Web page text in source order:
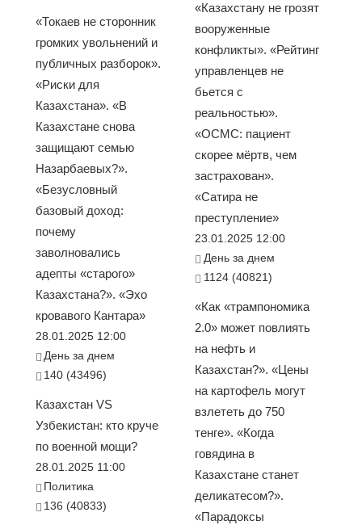
«Токаев не сторонник
громких увольнений и
публичных разборок».
«Риски для
Казахстана». «В
Казахстане снова
защищают семью
Назарбаевых?».
«Безусловный
базовый доход:
почему
заволновались
адепты «старого»
Казахстана?». «Эхо
кровавого Кантара»
28.01.2025 12:00
День за днем
140 (43496)
Казахстан VS
Узбекистан: кто круче
по военной мощи?
28.01.2025 11:00
Политика
136 (40833)
«Казахстану не грозят
вооруженные
конфликты». «Рейтинг
управленцев не
бьется с
реальностью».
«ОСМС: пациент
скорее мёртв, чем
застрахован».
«Сатира не
преступление»
23.01.2025 12:00
День за днем
1124 (40821)
«Как «трампономика
2.0» может повлиять
на нефть и
Казахстан?». «Цены
на картофель могут
взлететь до 750
тенге». «Когда
говядина в
Казахстане станет
деликатесом?».
«Парадоксы